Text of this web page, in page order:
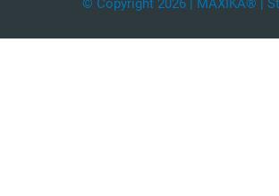
© Copyright 2026 | MAXIKA® |